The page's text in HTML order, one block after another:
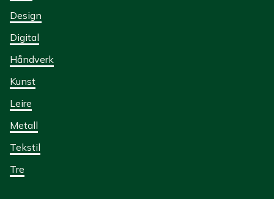
Design
Digital
Håndverk
Kunst
Leire
Metall
Tekstil
Tre